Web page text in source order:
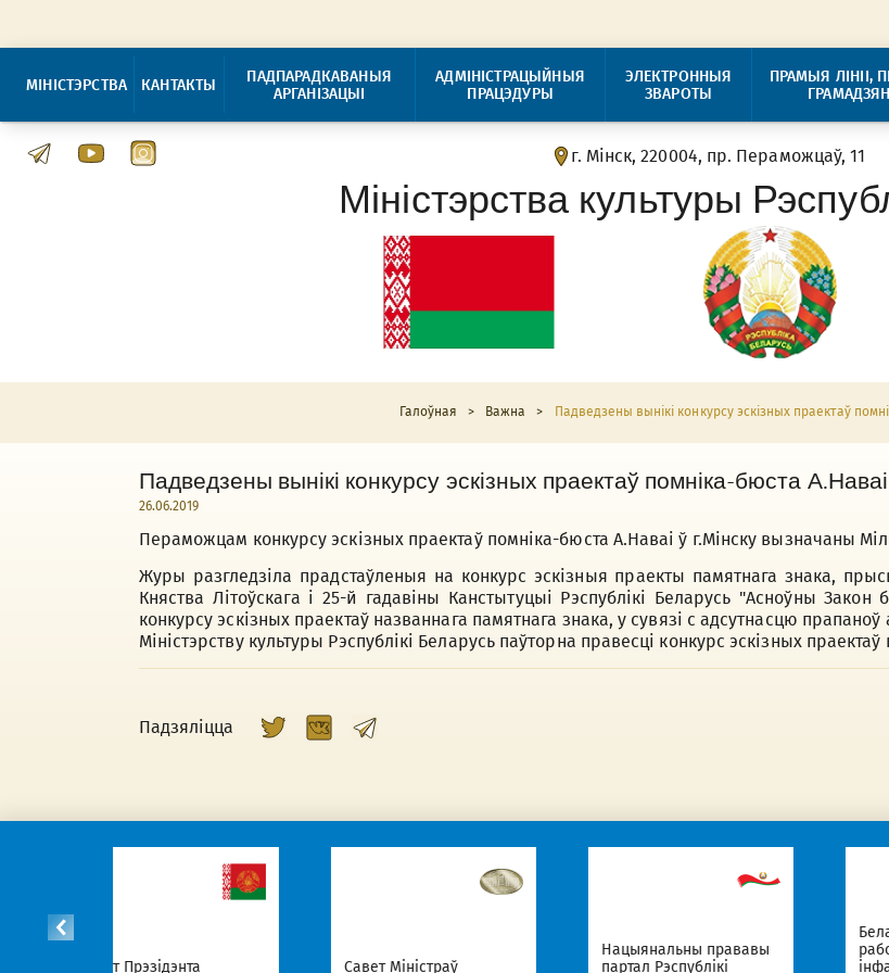
МІНІСТЭРСТВА КАНТАКТЫ
ПАДПАРАДКАВАНЫЯ
АРГАНІЗАЦЫІ
АДМІНІСТРАЦЫЙНЫЯ
ПРАЦЭДУРЫ
ЭЛЕКТРОННЫЯ
ЗВАРОТЫ
ПРАМЫЯ ЛІНІІ,
ГРАМАДЗЯН
г. Мінск, 220004, пр. Пераможцаў, 11
Міністэрства культуры
Галоўная > Важна > Падведзены вынікі конкурсу эскізных праектаў
Падведзены вынікі конкурсу эскізных праектаў помніка-бюста
26.06.2019
Пераможцам конкурсу эскізных праектаў помніка-бюста А.Наваі ў г.Мінску вызначаны
Журы разгледзіла прадстаўленыя на конкурс эскізныя праекты памятнага знака,
Княства Літоўскага і 25-й гадавіны Канстытуцыі Рэспублікі Беларусь "Асноўны
конкурсу эскізных праектаў названнага памятнага знака, у сувязі с адсутнасцю
Міністэрству культуры Рэспублікі Беларусь паўторна правесці конкурс эскізных
Падзяліцца
Нацыянальны прававы
Беларускі прафсаюз
работнікаў культуры,
інфармацыі, спорту і